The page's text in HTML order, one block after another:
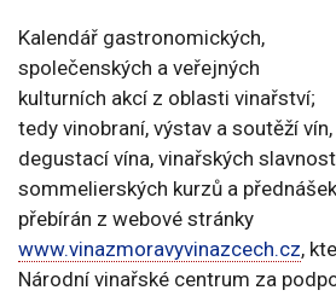
Kalendář gastronomických,
společenských a veřejných
kulturních akcí z oblasti vinařství;
tedy vinobraní, výstav a soutěží
degustací vína, vinařských
sommelierských kurzů a
přebírán z webové stránky
www.vinazmoravyvinazcech.cz,
Národní vinařské centrum za